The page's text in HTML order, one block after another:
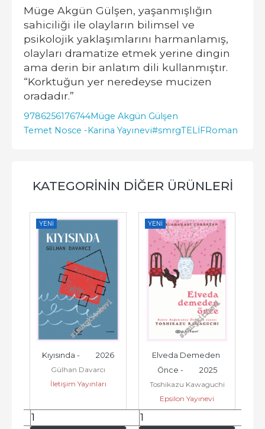
Müge Akgün Gülşen, yaşanmışlığın
sahiciliği ile olayların bilimsel ve
psikolojik yaklaşımlarını harmanlamış,
olayları dramatize etmek yerine dingin
ama derin bir anlatım dili kullanmıştır.
“Korktuğun yer neredeyse mucizen
oradadır.”
9786256176744Müge Akgün Gülşen
Temet Nosce -Karina Yayınevi#smrgTELİFRoman
KATEGORININ DIĞER ÜRÜNLERI
YENI
Kıyısında -         2026
Gülhan Davarcı
İletişim Yayınları
YENI
Elveda Demeden
Önce -         2025
Toshikazu Kawaguchi
Epsilon Yayınevi